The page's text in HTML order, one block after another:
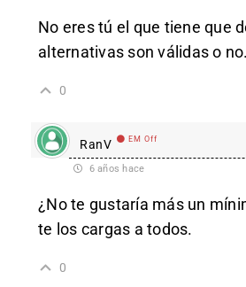
No eres tú el que tiene que
alternativas son válidas o no.
0
RanV EM Off
6 años hace
¿No te gustaría más un
te los cargas a todos.
0